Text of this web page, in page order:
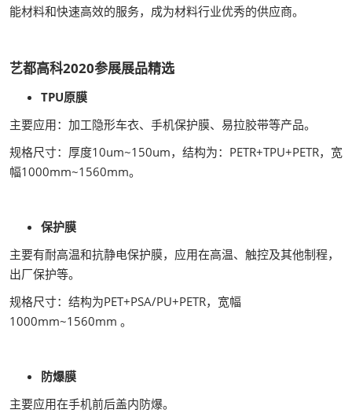
能材料和快速高效的服务，成为材料行业优秀的供应商。
艺都高科2020参展展品精选
TPU原膜
主要应用：加工隐形车衣、手机保护膜、易拉胶带等产品。
规格尺寸：厚度10um~150um，结构为：PETR+TPU+PETR，宽
幅1000mm~1560mm。
保护膜
主要有耐高温和抗静电保护膜，应用在高温、触控及其他制程，
出厂保护等。
规格尺寸：结构为PET+PSA/PU+PETR，宽幅
1000mm~1560mm 。
防爆膜
主要应用在手机前后盖内防爆。